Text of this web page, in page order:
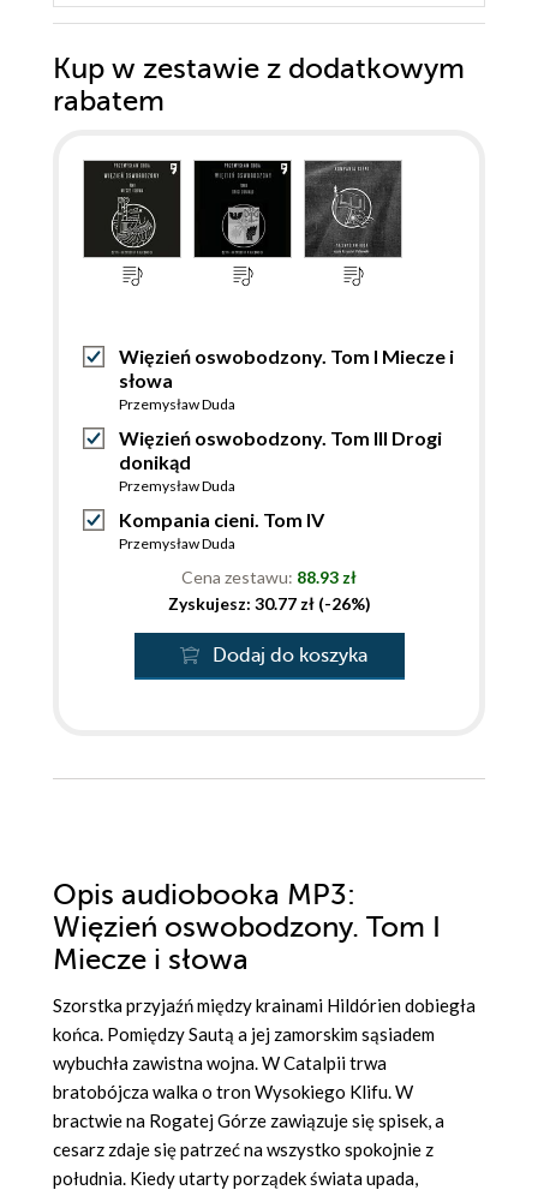
Kup w zestawie z dodatkowym
rabatem
Więzień oswobodzony. Tom I Miecze i
słowa
Przemysław Duda
Więzień oswobodzony. Tom III Drogi
donikąd
Przemysław Duda
Kompania cieni. Tom IV
Przemysław Duda
Cena zestawu: 88.93 zł
Zyskujesz: 30.77 zł (-26%)
Dodaj do koszyka
Opis audiobooka MP3:
Więzień oswobodzony. Tom I
Miecze i słowa
Szorstka przyjaźń między krainami Hildórien dobiegła
końca. Pomiędzy Sautą a jej zamorskim sąsiadem
wybuchła zawistna wojna. W Catalpii trwa
bratobójcza walka o tron Wysokiego Klifu. W
bractwie na Rogatej Górze zawiązuje się spisek, a
cesarz zdaje się patrzeć na wszystko spokojnie z
południa. Kiedy utarty porządek świata upada,